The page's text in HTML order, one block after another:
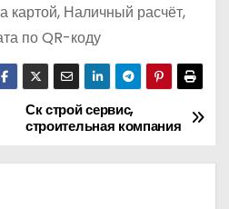
картой, Наличный расчёт,
по QR-коду
Ск строй сервис,
строительная компания